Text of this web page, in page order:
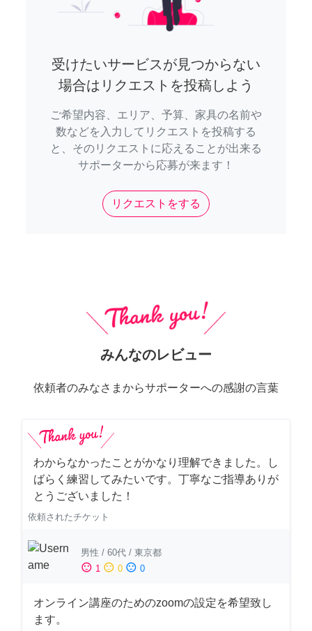
受けたいサービスが見つからない
場合はリクエストを投稿しよう
ご希望内容、エリア、予算、家具の名前や
数などを入力してリクエストを投稿する
と、そのリクエストに応えることが出来る
サポーターから応募が来ます！
リクエストをする
みんなのレビュー
依頼者のみなさまからサポーターへの感謝の言葉
わからなかったことがかなり理解できました。し
ばらく練習してみたいです。丁寧なご指導ありが
とうございました！
依頼されたチケット
男性 / 60代 / 東京都
sentiment_satisfied 1 sentiment_neutral 0 sentiment_dissatisfied 0
オンライン講座のためのzoomの設定を希望致し
ます。